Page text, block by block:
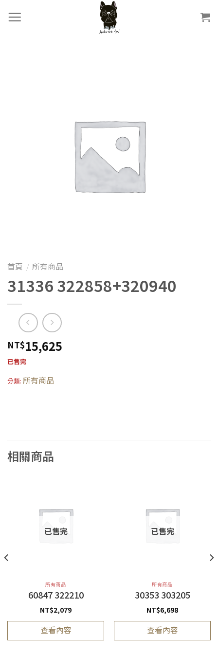
首頁 / 所有商品
31336 322858+320940
NT$15,625
已售完
分類: 所有商品
相關商品
已售完
所有商品
60847 322210
NT$2,079
查看內容
已售完
所有商品
30353 303205
NT$6,698
查看內容